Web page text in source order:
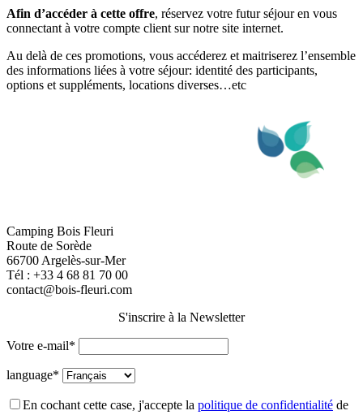
Afin d’accéder à cette offre, réservez votre futur séjour en vous
connectant à votre compte client sur notre site internet.
Au delà de ces promotions, vous accéderez et maitriserez l’ensemble
des informations liées à votre séjour: identité des participants,
options et suppléments, locations diverses…etc
Camping Bois Fleuri
Route de Sorède
66700 Argelès-sur-Mer
Tél : +33 4 68 81 70 00
contact@bois-fleuri.com
S'inscrire à la Newsletter
Votre e-mail*
language*
En cochant cette case, j'accepte la politique de confidentialité de